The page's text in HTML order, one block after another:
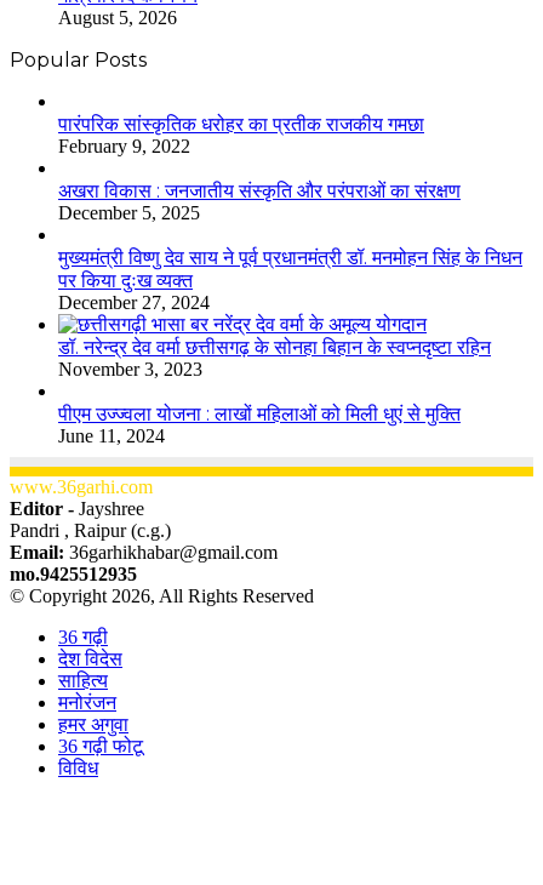
August 5, 2026
Popular Posts
​​​​​​​पारंपरिक सांस्कृतिक धरोहर का प्रतीक राजकीय गमछा
February 9, 2022
अखरा विकास : जनजातीय संस्कृति और परंपराओं का संरक्षण
December 5, 2025
मुख्यमंत्री विष्णु देव साय ने पूर्व प्रधानमंत्री डॉ. मनमोहन सिंह के निधन
पर किया दुःख व्यक्त
December 27, 2024
डॉ. नरेन्द्र देव वर्मा छत्तीसगढ़ के सोनहा बिहान के स्वप्नदृष्टा रहिन
November 3, 2023
पीएम उज्ज्वला योजना : लाखों महिलाओं को मिली धुएं से मुक्ति
June 11, 2024
www.36garhi.com
Editor - Jayshree
Pandri , Raipur (c.g.)
Email: 36garhikhabar@gmail.com
mo.9425512935
© Copyright 2026, All Rights Reserved
36 गढ़ी
देश विदेस
साहित्य
मनोरंजन
हमर अगुवा
36 गढ़ी फोटू
विविध